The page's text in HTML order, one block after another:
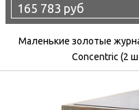
165 783 руб
Маленькие золотые
Concentric (2